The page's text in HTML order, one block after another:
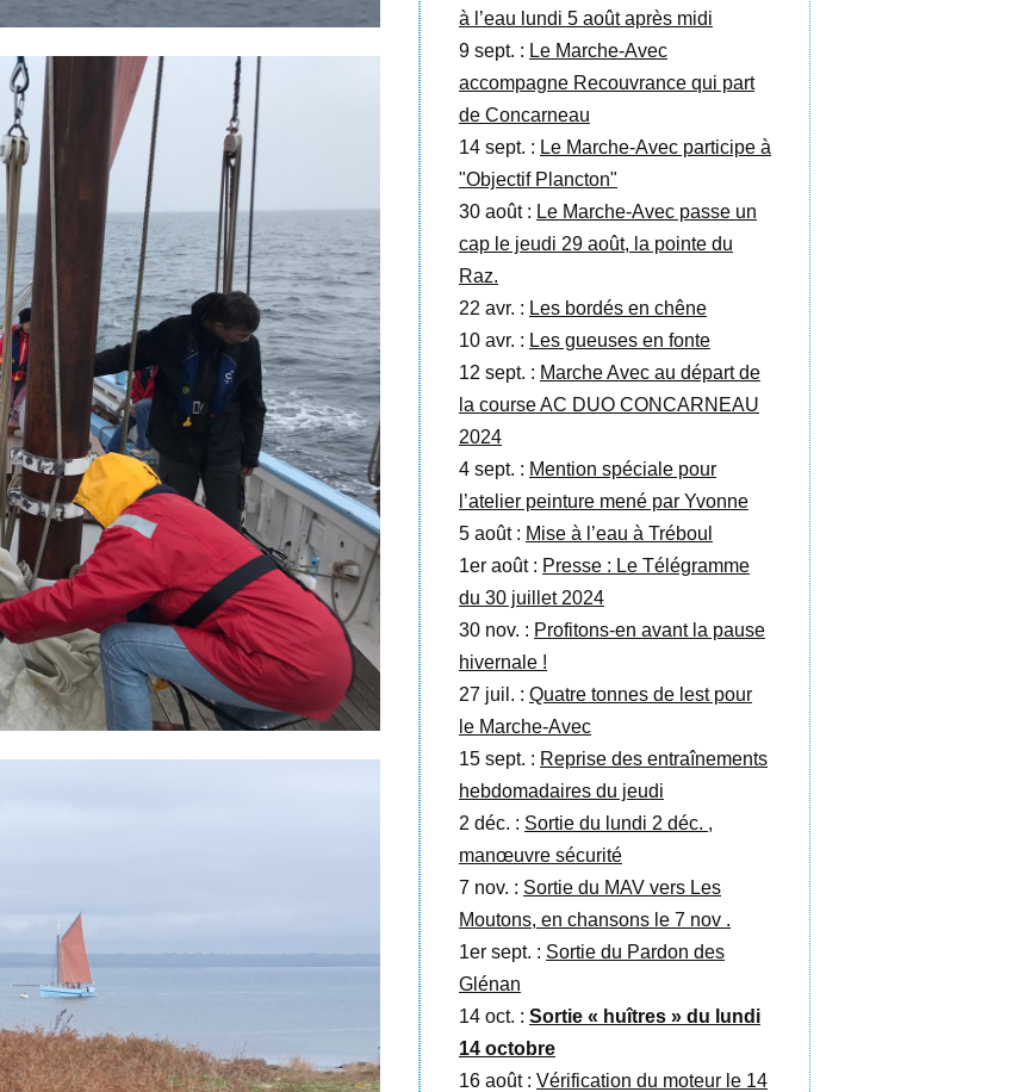
à l’eau lundi 5 août après midi
9 sept. : Le Marche-Avec
accompagne Recouvrance qui part
de Concarneau
14 sept. : Le Marche-Avec participe à
"Objectif Plancton"
30 août : Le Marche-Avec passe un
cap le jeudi 29 août, la pointe du
Raz.
22 avr. : Les bordés en chêne
10 avr. : Les gueuses en fonte
12 sept. : Marche Avec au départ de
la course AC DUO CONCARNEAU
2024
4 sept. : Mention spéciale pour
l’atelier peinture mené par Yvonne
5 août : Mise à l’eau à Tréboul
1er août : Presse : Le Télégramme
du 30 juillet 2024
30 nov. : Profitons-en avant la pause
hivernale !
27 juil. : Quatre tonnes de lest pour
le Marche-Avec
15 sept. : Reprise des entraînements
hebdomadaires du jeudi
2 déc. : Sortie du lundi 2 déc. ,
manœuvre sécurité
7 nov. : Sortie du MAV vers Les
Moutons, en chansons le 7 nov .
1er sept. : Sortie du Pardon des
Glénan
14 oct. : Sortie « huîtres » du lundi
14 octobre
16 août : Vérification du moteur le 14